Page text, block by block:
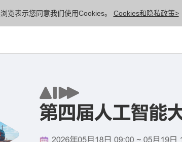
览表示您同意我们使用Cookies。 Cookies和隐私政策>